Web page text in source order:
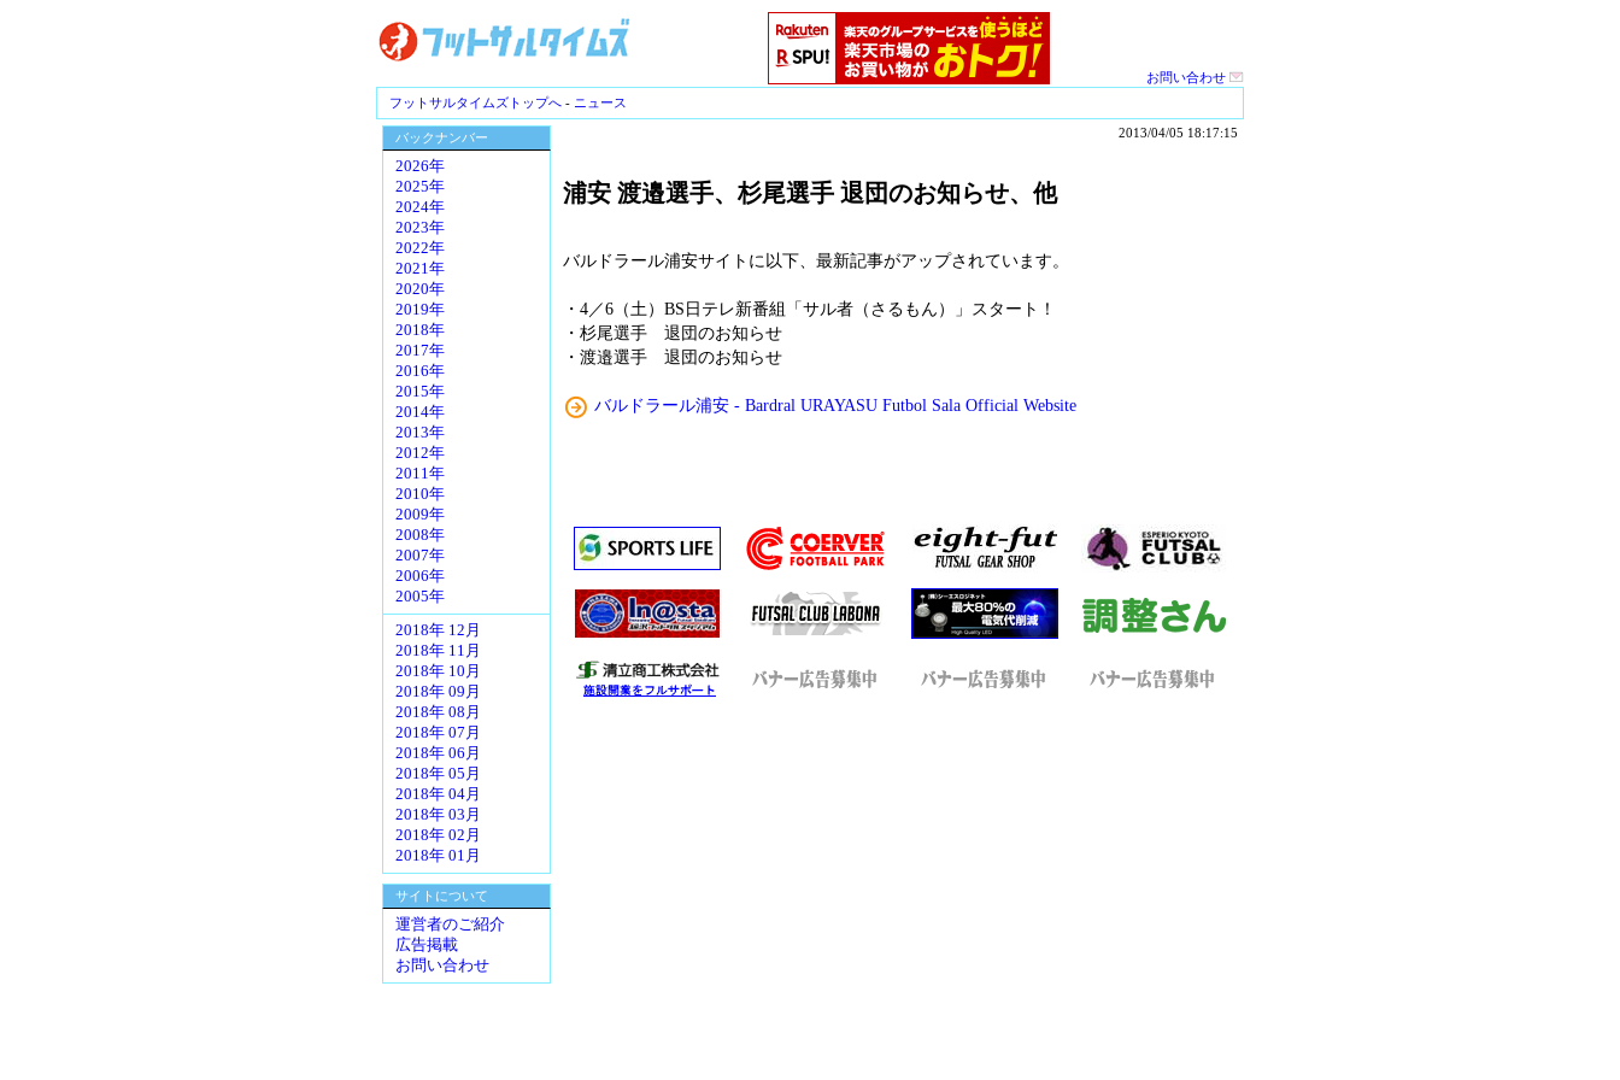
お問い合わせ
フットサルタイムズトップへ - ニュース
バックナンバー
2026年
2025年
2024年
2023年
2022年
2021年
2020年
2019年
2018年
2017年
2016年
2015年
2014年
2013年
2012年
2011年
2010年
2009年
2008年
2007年
2006年
2005年
2018年 12月
2018年 11月
2018年 10月
2018年 09月
2018年 08月
2018年 07月
2018年 06月
2018年 05月
2018年 04月
2018年 03月
2018年 02月
2018年 01月
サイトについて
運営者のご紹介
広告掲載
お問い合わせ
2013/04/05 18:17:15
浦安 渡邉選手、杉尾選手 退団のお知らせ、他
バルドラール浦安サイトに以下、最新記事がアップされています。
・4／6（土）BS日テレ新番組「サル者（さるもん）」スタート！
・杉尾選手 退団のお知らせ
・渡邉選手 退団のお知らせ
バルドラール浦安 - Bardral URAYASU Futbol Sala Official Website